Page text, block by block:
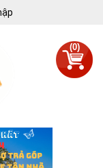
(0)